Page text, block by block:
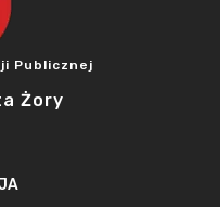
Publicznej
Żory